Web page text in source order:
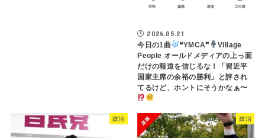
2026.05.21
今日の1曲 ❝YMCA❞
Village
People オールドメディアの上っ面
だけの報道を信じるな！「習近平
国家主席の余裕の勝利」と評され
てるけど、ホントにそうかなぁ〜
政治 政治